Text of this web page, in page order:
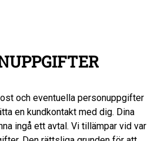
och eventuella personuppgifter
en kundkontakt med dig. Dina
ingå ett avtal. Vi tillämpar vid var